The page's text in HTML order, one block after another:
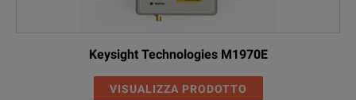
Keysight Technologies M1970E
VISUALIZZA PRODOTTO